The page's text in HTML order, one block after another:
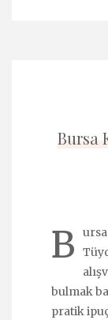
Bursa
B
bulmak
pratik